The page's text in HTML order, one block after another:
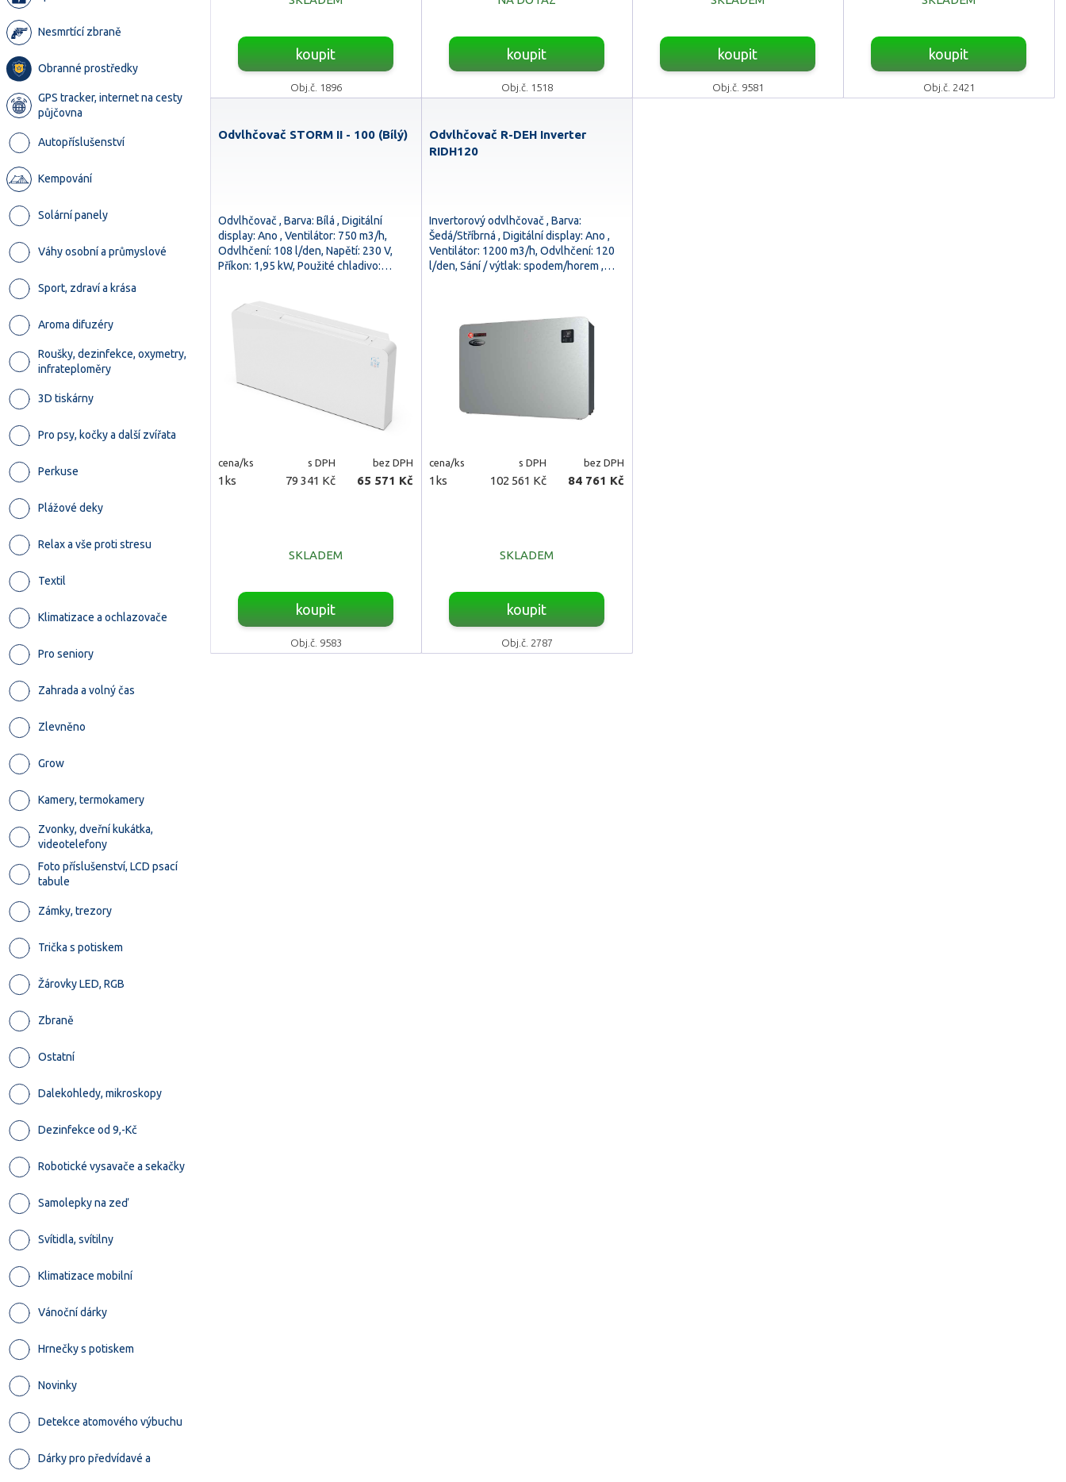
Nesmrtící zbraně
Obranné prostředky
GPS tracker, internet na cesty
půjčovna
Autopříslušenství
Kempování
Solární panely
Váhy osobní a průmyslové
Sport, zdraví a krása
Aroma difuzéry
Roušky, dezinfekce, oxymetry,
infrateploměry
3D tiskárny
Pro psy, kočky a další zvířata
Perkuse
Plážové deky
Relax a vše proti stresu
Textil
Klimatizace a ochlazovače
Pro seniory
Zahrada a volný čas
Zlevněno
Grow
Kamery, termokamery
Zvonky, dveřní kukátka,
videotelefony
Foto příslušenství, LCD psací
tabule
Zámky, trezory
Trička s potiskem
Žárovky LED, RGB
Zbraně
Ostatní
Dalekohledy, mikroskopy
Dezinfekce od 9,-Kč
Robotické vysavače a sekačky
Samolepky na zeď
Svítidla, svítilny
Klimatizace mobilní
Vánoční dárky
Hrnečky s potiskem
Novinky
Detekce atomového výbuchu
Dárky pro předvídavé a
koupit
Obj.č. 1896
koupit
Obj.č. 1518
koupit
Obj.č. 9581
koupit
Obj.č. 2421
Odvlhčovač STORM II - 100 (Bílý)
Odvlhčovač , Barva: Bílá , Digitální
display: Ano , Ventilátor: 750 m3/h,
Odvlhčení: 108 l/den, Napětí: 230 V,
Příkon: 1,95 kW, Použité chladivo:…
cena/ks s DPH bez DPH
1ks 79 341 Kč 65 571 Kč
SKLADEM
koupit
Obj.č. 9583
Odvlhčovač R-DEH Inverter
RIDH120
Invertorový odvlhčovač , Barva:
Šedá/Stříbrná , Digitální display: Ano ,
Ventilátor: 1200 m3/h, Odvlhčení: 120
l/den, Sání / výtlak: spodem/horem ,…
cena/ks s DPH bez DPH
1ks 102 561 Kč 84 761 Kč
SKLADEM
koupit
Obj.č. 2787